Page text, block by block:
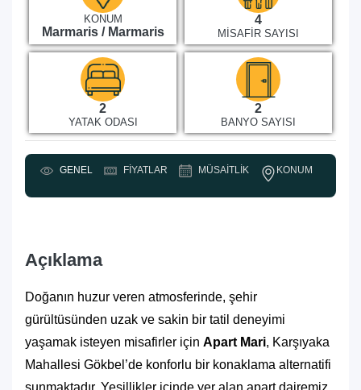
KONUM
Marmaris / Marmaris
4
MISAFIR SAYISI
2
YATAK ODASI
2
BANYO SAYISI
GENEL FIYATLAR MÜSAITLIK KONUM
Açıklama
Doğanın huzur veren atmosferinde, şehir
gürültüsünden uzak ve sakin bir tatil deneyimi
yaşamak isteyen misafirler için Apart Mari, Karşıyaka
Mahallesi Gökbel’de konforlu bir konaklama alternatifi
sunmaktadır. Yeşillikler içinde yer alan apart dairemiz,